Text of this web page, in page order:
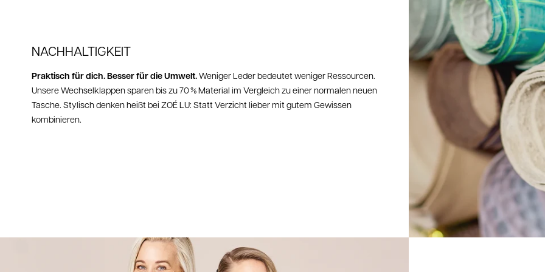
NACHHALTIGKEIT
Praktisch für dich. Besser für die Umwelt.Weniger Leder bedeutet weniger Ressourcen.
Unsere Wechselklappen sparen bis zu 70 % Material im Vergleich zu einer normalen neuen
Tasche. Stylisch denken heißt bei ZOÉ LU: Statt Verzicht lieber mit gutem Gewissen
kombinieren.